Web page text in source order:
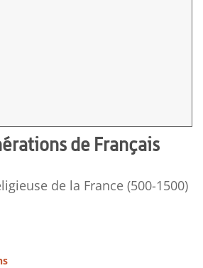
de Français
de la France (500-1500)